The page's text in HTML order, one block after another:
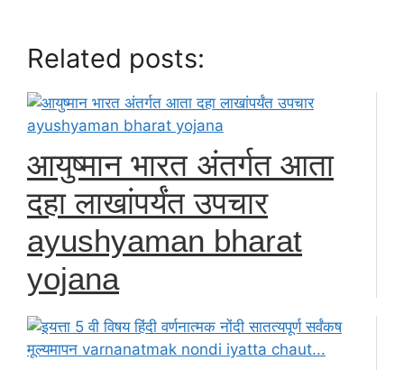
Related posts:
आयुष्मान भारत अंतर्गत आता
दहा लाखांपर्यंत उपचार
ayushyaman bharat
yojana